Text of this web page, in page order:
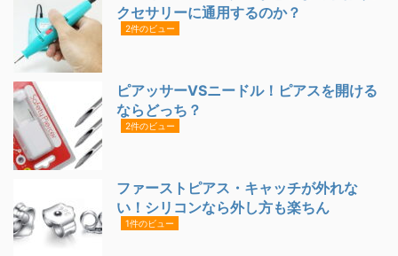
クセサリーに通用するのか？
2件のビュー
ピアッサーVSニードル！ピアスを開ける
ならどっち？
2件のビュー
ファーストピアス・キャッチが外れな
い！シリコンなら外し方も楽ちん
1件のビュー